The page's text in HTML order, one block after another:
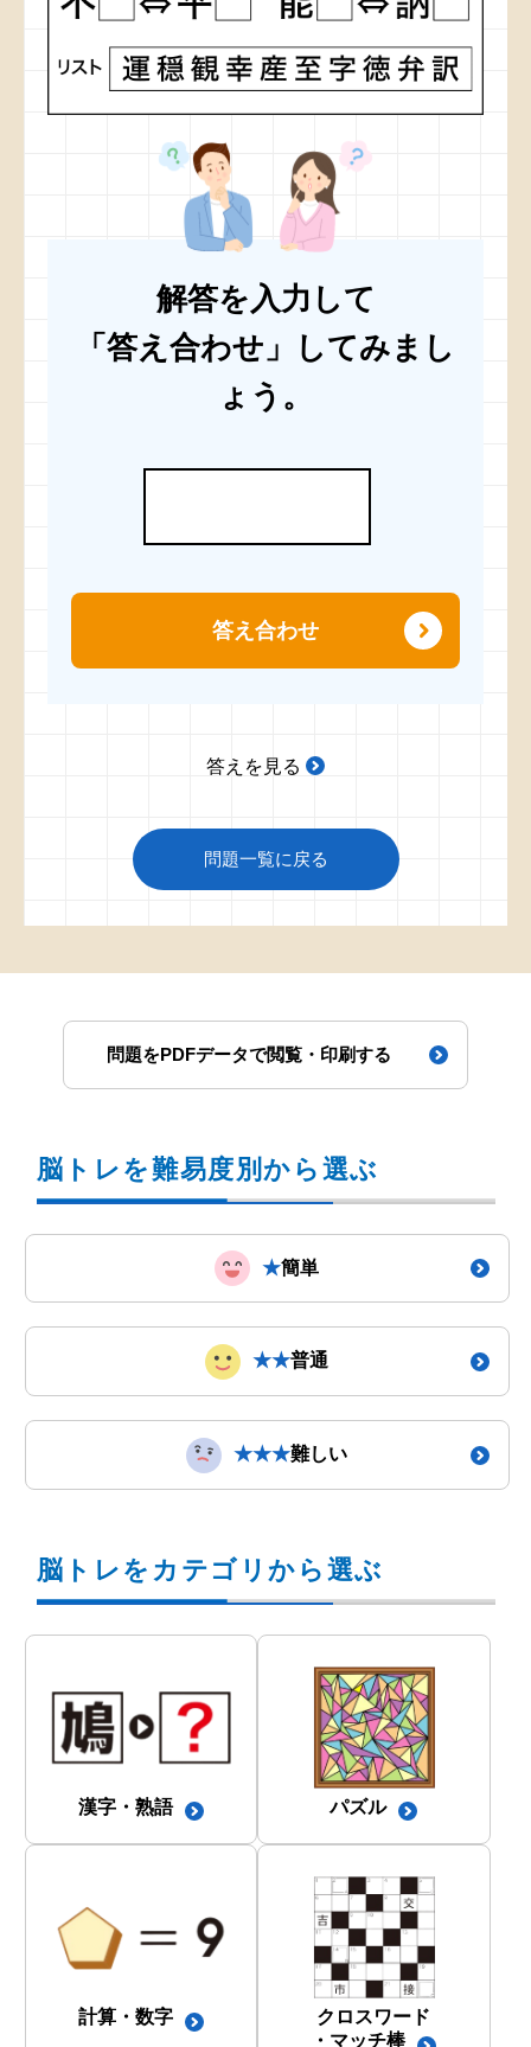
解答を入力して
「答え合わせ」してみまし
ょう。
答え合わせ
答えを見る
問題一覧に戻る
問題をPDFデータで閲覧・印刷する
脳トレを難易度別から選ぶ
★簡単
★★普通
★★★難しい
脳トレをカテゴリから選ぶ
漢字・熟語 パズル
計算・数字
クロスワード
・マッチ棒